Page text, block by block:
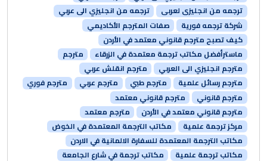
ترجمه من انجليزى لعربى
ترجمه من انجليزي الى عربي
شركة ترجمه فورية
صفات المترجم الأكاديمي
كيف تصبح مترجم قانوني معتمد في الأردن
ماسترأفضل مكاتب ترجمة معتمدة في الزرقاء
مترجم
مترجم انجليزي الى العربي
مترجم انقلش عربي
مترجم رسائل علمية
مترجم طبي مترجم عربي
مترجم فوري
مترجم قانوني
مترجم قانوني معتمد
مترجم قانوني معتمد في الأردن
مترجم معتمد
مركز ترجمة علمية
مكاتب الترجمة المعتمدة في الخوض
مكاتب الترجمة المعتمدة للسفارة الالمانية في الاردن
مكاتب ترجمة علمية
مكاتب ترجمة في شارع الجامعة